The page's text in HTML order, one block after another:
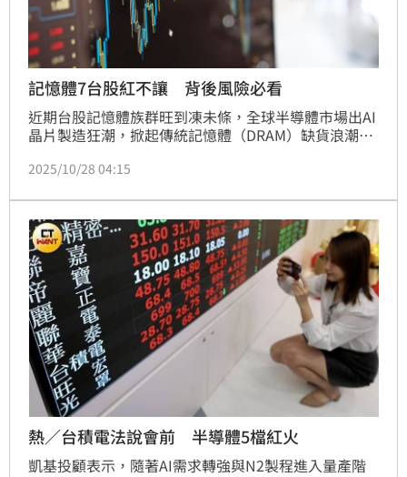
記憶體7台股紅不讓 背後風險必看
近期台股記憶體族群旺到凍未條，全球半導體市場出AI
晶片製造狂潮，掀起傳統記憶體（DRAM）缺貨浪潮。
中於高頻寬記憶體(HBM)與 AI 加速晶片，通用型
潮背後的推手是雲端巨頭的爆量資本支出。國票投顧此
前推薦包括上游南亞科（2408）、華邦電（2344）。
下游創見（2451）、威剛（3260）、十銓（4967）、
宜鼎（5289）群聯（8299）。
2025/10/28 04:15
熱／台積電法說會前 半導體5檔紅火
凱基投顧表示，隨著AI需求轉強與N2製程進入量產階